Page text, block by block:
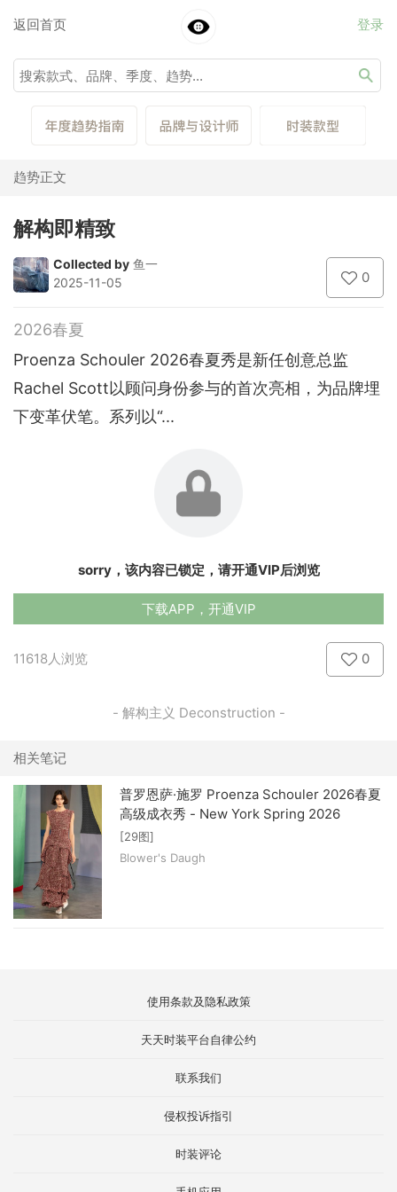
返回首页 登录
趋势正文
解构即精致
Collected by 鱼一
2025-11-05
0
2026春夏
Proenza Schouler 2026春夏秀是新任创意总监
Rachel Scott以顾问身份参与的首次亮相，为品牌埋
下变革伏笔。系列以“...
sorry，该内容已锁定，请开通VIP后浏览
下载APP，开通VIP
11618人浏览 0
- 解构主义 Deconstruction -
相关笔记
普罗恩萨·施罗 Proenza Schouler 2026春夏
高级成衣秀 - New York Spring 2026
[29图]
Blower's Daugh
使用条款及隐私政策
天天时装平台自律公约
联系我们
侵权投诉指引
时装评论